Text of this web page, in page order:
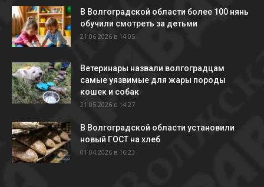
В Волгоградской области более 100 нянь
обучили смотреть за детьми
21.06.2026 в 14:05
Ветеринары назвали волгоградцам
самые уязвимые для жары породы
кошек и собак
21.05.2026 в 14:27
В Волгоградской области установили
новый ГОСТ на хлеб
01.04.2026 в 16:23